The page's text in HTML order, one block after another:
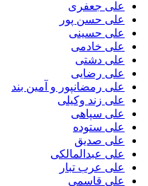
علی جعفری
علی حسن پور
علی حسینی
علی خادمی
علی دشتی
علی رضایی
علی رمضانپور و آمین بند
علی زند وکیلی
علی سپاهی
علی ستوده
علی صدیق
علی عبدالمالکی
علی عرب تبار
علی قاسمی